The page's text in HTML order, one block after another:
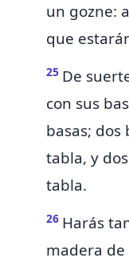
un gozne:
que
25 De
con sus
basas; dos
tabla, y
tabla.
26 Harás
madera